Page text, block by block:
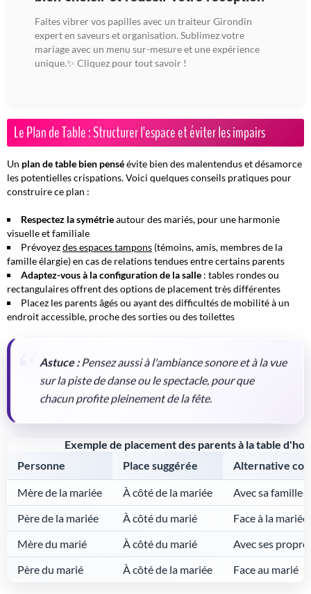
Faites vibrer vos papilles avec un traiteur Girondin
expert en saveurs et organisation. Sublimez votre
mariage avec un menu sur-mesure et une expérience
unique.✨ Cliquez pour tout savoir !
Le Plan de Table : Structurer l'espace et éviter les impairs
Un plan de table bien penséévite bien des malentendus et désamorce
les potentielles crispations. Voici quelques conseils pratiques pour
construire ce plan :
Respectez la symétrieautour des mariés, pour une harmonie
visuelle et familiale
Prévoyezdes espaces tampons (témoins, amis, membres de la
famille élargie) en cas de relations tendues entre certains parents
Adaptez-vous à la configuration de la salle : tables rondes ou
rectangulaires offrent des options de placement très différentes
Placez les parents âgés ou ayant des difficultés de mobilité à un
endroit accessible, proche des sorties ou des toilettes
Astuce :Pensez aussi à l'ambiance sonore et à la vue
sur la piste de danse ou le spectacle, pour que
chacun profite pleinement de la fête.
Exemple de placement des parents à la table
Personne
Place suggérée Alternative
Mère de la mariée À côté de la mariée
Avec sa famille
Père de la mariée
À côté du marié
Face à la mariée
Mère du marié
À côté du marié
Avec ses
Père du marié
À côté de la mariée Face au marié